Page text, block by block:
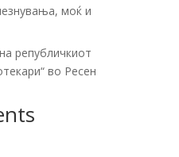
моќ и
републичкиот
во Ресен